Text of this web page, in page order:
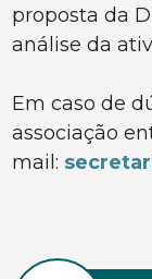
proposta da
análise da
Em caso de
associação
mail: